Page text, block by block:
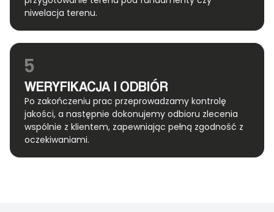
niwelacja terenu.
5
WERYFIKACJA I ODBIÓR
Po zakończeniu prac przeprowadzamy kontrolę
jakości, a następnie dokonujemy odbioru zlecenia
wspólnie z klientem, zapewniając pełną zgodność z
oczekiwaniami.